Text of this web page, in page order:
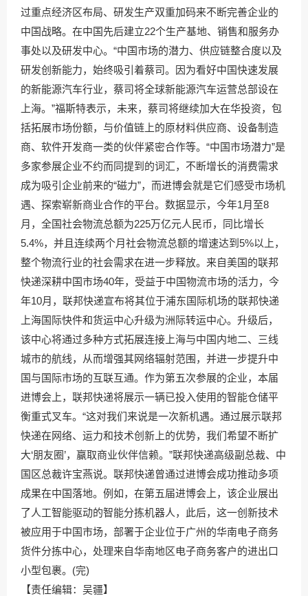
过重点经济区布局、研发生产双重加码来不断完善企业的
中国战略。在中国先后建立22个生产基地、销售和服务办
事处以及研发中心。“中国市场的潜力、供应链整合度以及
研发创新能力，始终吸引着蔡司。因为看好中国快速发展
的新能源汽车行业，蔡司将全球新能源汽车运营总部设在
上海。”福斯特表示，未来，蔡司将继续加大在华投资，包
括拓展市场份额，与价值链上的原材料供应商、设备制造
商、软件开发商一类的伙伴紧密合作等。“中国市场潜力”是
多家参展企业不约而同提到的词汇，不断增长的消费需求
成为吸引企业前来的“磁力”，而进博会就是它们感受市场机
遇、探索崭新商业合作的平台。数据显示，今年1月至8
月，全国社会物流总额为225万亿元人民币，同比增长
5.4%，并且连续两个月社会物流总额的增速达到5%以上，
整个物流行业的社会需求在进一步释放。来自美国的联邦
快递深耕中国市场40年，受益于中国物流市场的活力，今
年10月，联邦快递宣布将其位于浦东国际机场的联邦快递
上海国际快件和货运中心升级为洲际转运中心。升级后，
该中心将通过多种方式拓展连接上海与中国内地二、三线
城市的航线，从而增强其网络辐射范围，并进一步提升中
国与国际市场的互联互通。作为第五次参展的企业，本届
进博会上，联邦快递将展示一辆已投入使用的智能仓储平
衡重式叉车。“这对我们来说是一次新机遇。通过展示联邦
快递在网络、运力和技术创新上的优势，我们希望不断扩
大‘朋友圈’，赢取商业伙伴信赖。”联邦快递高级副总裁、中
国区总裁许宝燕说。联邦快递曾通过进博会成功推动多项
成果在中国落地。例如，在第五届进博会上，该企业展出
了人工智能驱动的智能分拣机器人，此后，这一创新技术
被应用于中国市场，部署于企业位于广州的华南电子商务
货件分拣中心，处理来自华南地区电子商务客户的进出口
小型包裹。(完)
【责任编辑：吴疆】